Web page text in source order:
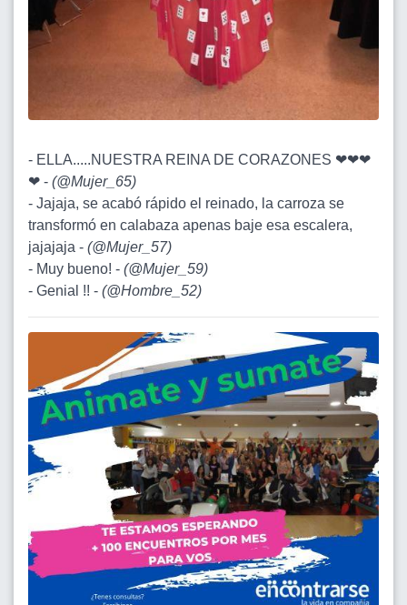
- ELLA.....NUESTRA REINA DE CORAZONES ❤❤❤
❤ - (@Mujer_65)
- Jajaja, se acabó rápido el reinado, la carroza se
transformó en calabaza apenas baje esa escalera,
jajajaja - (@Mujer_57)
- Muy bueno! - (@Mujer_59)
- Genial !! - (@Hombre_52)